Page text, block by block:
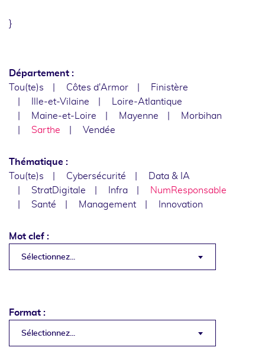
}
Département :
Tou(te)s
Côtes d'Armor
Finistère
Ille-et-Vilaine
Loire-Atlantique
Maine-et-Loire
Mayenne
Morbihan
Sarthe
Vendée
Thématique :
Tou(te)s
Cybersécurité
Data & IA
StratDigitale
Infra
NumResponsable
Santé
Management Innovation
Mot clef :
Sélectionnez...
Format :
Sélectionnez...